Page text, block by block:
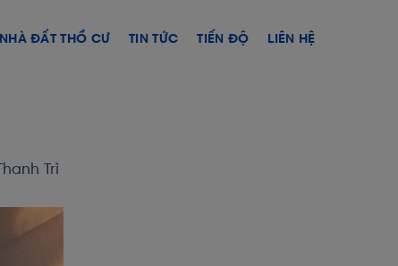
NHÀ ĐẤT THỔ CƯ TIN TỨC TIẾN ĐỘ LIÊN HỆ
Trì